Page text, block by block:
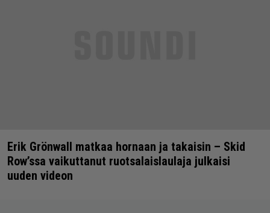
Erik Grönwall matkaa hornaan ja takaisin – Skid
Row’ssa vaikuttanut ruotsalaislaulaja julkaisi
uuden videon